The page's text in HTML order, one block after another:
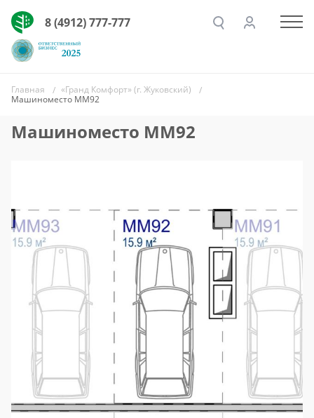
8 (4912) 777-777
Главная
«Гранд Комфорт» (г. Жуковский)
Машиноместо ММ92
Машиноместо ММ92